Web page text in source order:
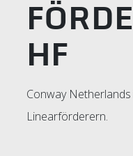
HF
Conway
Linearförderern.